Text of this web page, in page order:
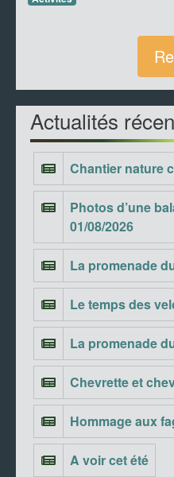
Actualités
Chantier nature
Photos d’une
01/08/2026
La promenade
Le temps des
La promenade
Chevrette et
Hommage aux
A voir cet été